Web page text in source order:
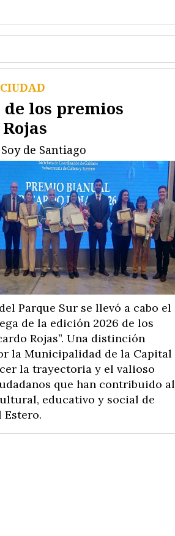
los premios
Soy de Santiago
Parque Sur se llevó a cabo el
de la edición 2026 de los
Rojas”. Una distinción
la Municipalidad de la Capital
la trayectoria y el valioso
que han contribuido al
educativo y social de
Estero.